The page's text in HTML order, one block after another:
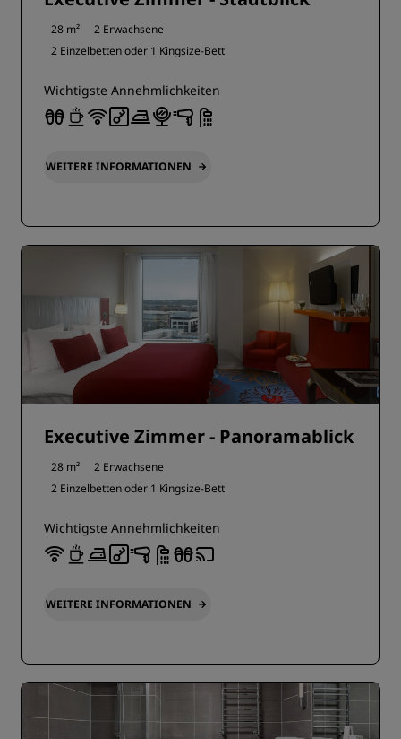
28 m²
2 Erwachsene
2 Einzelbetten oder 1 Kingsize-Bett
Wichtigste Annehmlichkeiten
WEITERE INFORMATIONEN
Executive Zimmer - Panoramablick
28 m²
2 Erwachsene
2 Einzelbetten oder 1 Kingsize-Bett
Wichtigste Annehmlichkeiten
WEITERE INFORMATIONEN